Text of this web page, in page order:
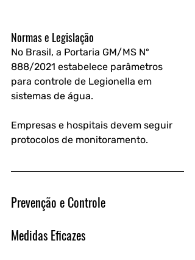
Normas e Legislação
No Brasil, a Portaria GM/MS Nº
888/2021 estabelece parâmetros
para controle de Legionella em
sistemas de água.
Empresas e hospitais devem seguir
protocolos de monitoramento.
Prevenção e Controle
Medidas Eficazes